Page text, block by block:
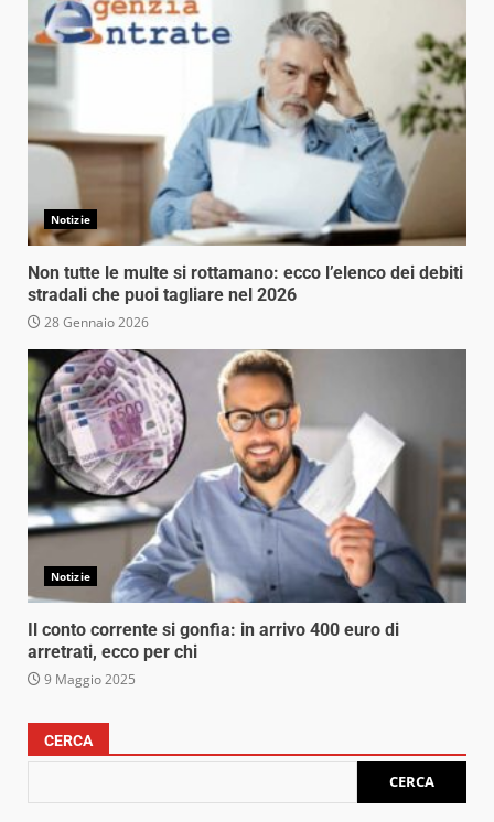
Notizie
Non tutte le multe si rottamano: ecco l’elenco dei debiti
stradali che puoi tagliare nel 2026
28 Gennaio 2026
Notizie
Il conto corrente si gonfia: in arrivo 400 euro di
arretrati, ecco per chi
9 Maggio 2025
CERCA
CERCA